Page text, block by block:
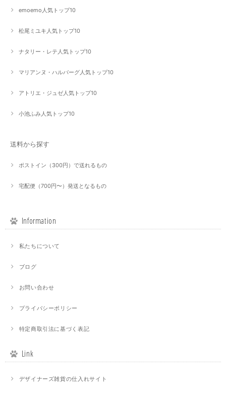
emoemo人気トップ10
松尾ミユキ人気トップ10
ナタリー・レテ人気トップ10
マリアンヌ・ハルバーグ人気トップ10
アトリエ・ジュゼ人気トップ10
小池ふみ人気トップ10
送料から探す
ポストイン（300円）で送れるもの
宅配便（700円〜）発送となるもの
Information
私たちについて
ブログ
お問い合わせ
プライバシーポリシー
特定商取引法に基づく表記
Link
デザイナーズ雑貨の仕入れサイト